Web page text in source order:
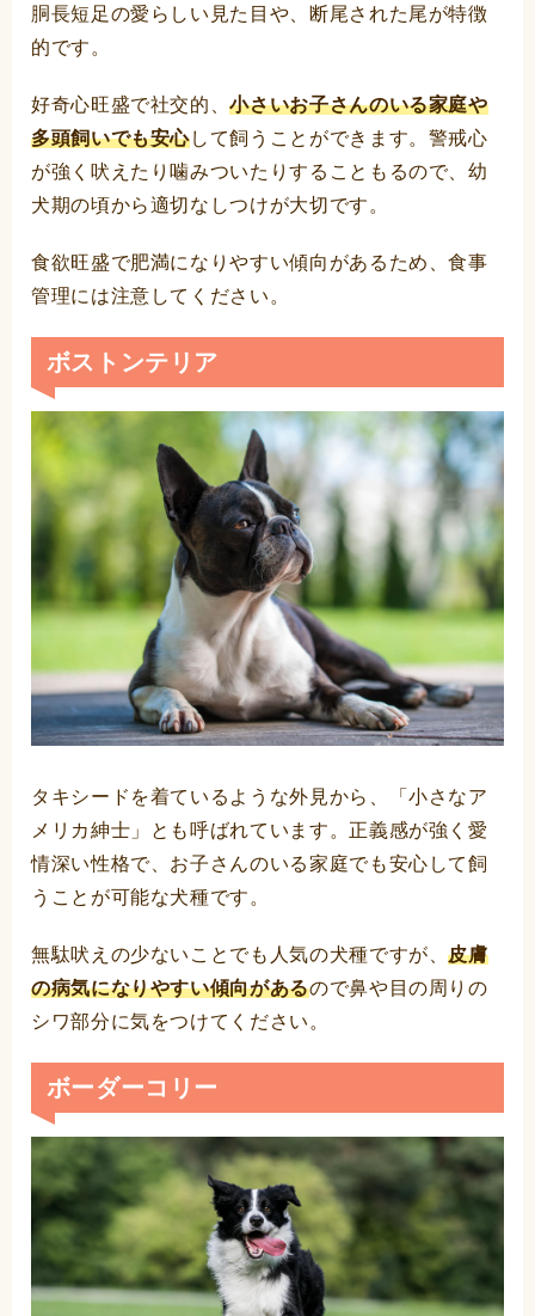
胴長短足の愛らしい見た目や、断尾された尾が特徴
的です。
好奇心旺盛で社交的、小さいお子さんのいる家庭や
多頭飼いでも安心して飼うことができます。警戒心
が強く吠えたり噛みついたりすることもるので、幼
犬期の頃から適切なしつけが大切です。
食欲旺盛で肥満になりやすい傾向があるため、食事
管理には注意してください。
ボストンテリア
タキシードを着ているような外見から、「小さなア
メリカ紳士」とも呼ばれています。正義感が強く愛
情深い性格で、お子さんのいる家庭でも安心して飼
うことが可能な犬種です。
無駄吠えの少ないことでも人気の犬種ですが、皮膚
の病気になりやすい傾向があるので鼻や目の周りの
シワ部分に気をつけてください。
ボーダーコリー